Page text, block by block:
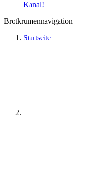
Kanal!
Brotkrumennavigation
Startseite